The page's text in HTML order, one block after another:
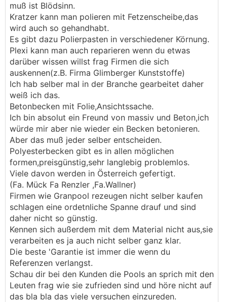
muß ist Blödsinn.
Kratzer kann man polieren mit Fetzenscheibe,das
wird auch so gehandhabt.
Es gibt dazu Polierpasten in verschiedener Körnung.
Plexi kann man auch reparieren wenn du etwas
darüber wissen willst frag Firmen die sich
auskennen(z.B. Firma Glimberger Kunststoffe)
Ich hab selber mal in der Branche gearbeitet daher
weiß ich das.
Betonbecken mit Folie,Ansichtssache.
Ich bin absolut ein Freund von massiv und Beton,ich
würde mir aber nie wieder ein Becken betonieren.
Aber das muß jeder selber entscheiden.
Polyesterbecken gibt es in allen möglichen
formen,preisgünstig,sehr langlebig problemlos.
Viele davon werden in Österreich gefertigt.
(Fa. Mück Fa Renzler ,Fa.Wallner)
Firmen wie Granpool rezeugen nicht selber kaufen
schlagen eine ordetnliche Spanne drauf und sind
daher nicht so günstig.
Kennen sich außerdem mit dem Material nicht aus,sie
verarbeiten es ja auch nicht selber ganz klar.
Die beste 'Garantie ist immer die wenn du
Referenzen verlangst.
Schau dir bei den Kunden die Pools an sprich mit den
Leuten frag wie sie zufrieden sind und höre nicht auf
das bla bla das viele versuchen einzureden.